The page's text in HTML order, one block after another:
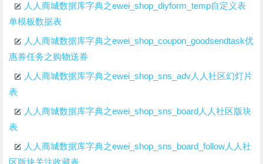
人人商城数据库字典之ewei_shop_diyform_temp自定义表
单模板数据表
人人商城数据库字典之ewei_shop_coupon_goodsendtask优
惠券任务之购物送券
人人商城数据库字典之ewei_shop_sns_adv人人社区幻灯片
表
人人商城数据库字典之ewei_shop_sns_board人人社区版块
表
人人商城数据库字典之ewei_shop_sns_board_follow人人社
区版块关注收藏表